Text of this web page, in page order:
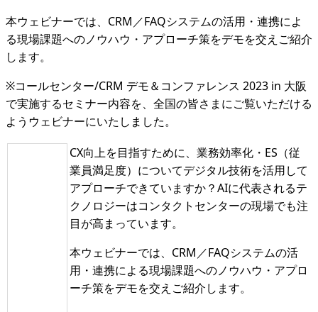
本ウェビナーでは、CRM／FAQシステムの活用・連携によ
る現場課題へのノウハウ・アプローチ策をデモを交えご紹介
します。
※コールセンター/CRM デモ＆コンファレンス 2023 in 大阪
で実施するセミナー内容を、全国の皆さまにご覧いただける
ようウェビナーにいたしました。
CX向上を目指すために、業務効率化・ES（従
業員満足度）についてデジタル技術を活用して
アプローチできていますか？AIに代表されるテ
クノロジーはコンタクトセンターの現場でも注
目が高まっています。
本ウェビナーでは、CRM／FAQシステムの活
用・連携による現場課題へのノウハウ・アプロ
ーチ策をデモを交えご紹介します。